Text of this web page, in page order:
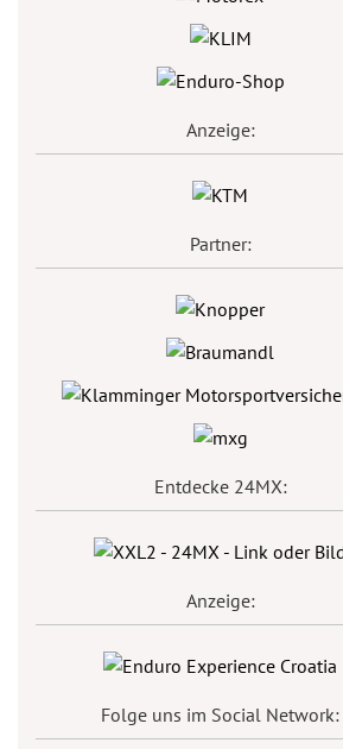
Anzeige:
Partner:
Entdecke 24MX:
Anzeige:
Folge uns im Social Network: